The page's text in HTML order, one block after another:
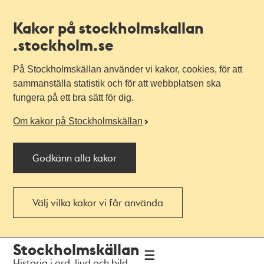
Kakor på stockholmskallan
.stockholm.se
På Stockholmskällan använder vi kakor, cookies, för att
sammanställa statistik och för att webbplatsen ska
fungera på ett bra sätt för dig.
Om kakor på Stockholmskällan
Godkänn alla kakor
Välj vilka kakor vi får använda
navigationen
huvudinnehållet
Stockholmskällan